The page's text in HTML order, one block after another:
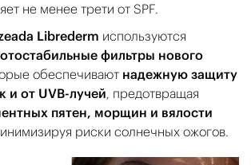
не менее трети от SPF.
Librederm используются
фильтры нового
обеспечивают надежную защиту
и от UVB-лучей, предотвращая
пятен, морщин и вялости
риски солнечных ожогов.